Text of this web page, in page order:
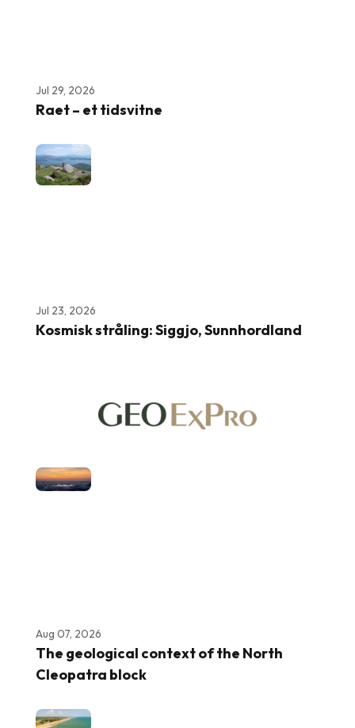
Jul 29, 2026
Raet – et tidsvitne
Jul 23, 2026
Kosmisk stråling: Siggjo, Sunnhordland
Aug 07, 2026
The geological context of the North
Cleopatra block